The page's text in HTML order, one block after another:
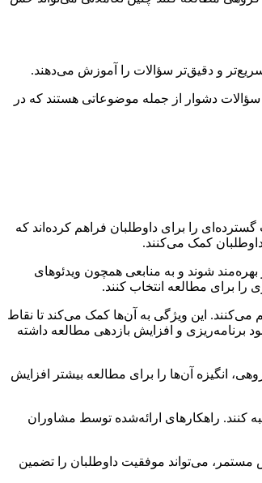
و دقیق‌تر سؤالات را آموزش می‌دهند.
دشوار از جمله موضوعاتی هستند که در
را برای داوطلبان فراهم کرده‌اند که
داوطلبان کمک می‌کنند.
شوند و به منابعی همچون ویدئوهای
برای مطالعه انتخاب کنند.
می‌کنند. این ویژگی به آن‌ها کمک می‌کند تا نقاط
برنامه‌ریزی و افزایش بازدهی مطالعه داشته
انگیزه آن‌ها را برای مطالعه بیشتر افزایش
راهکارهای ارائه‌شده توسط مشاوران
مستمر، می‌تواند موفقیت داوطلبان را تضمین